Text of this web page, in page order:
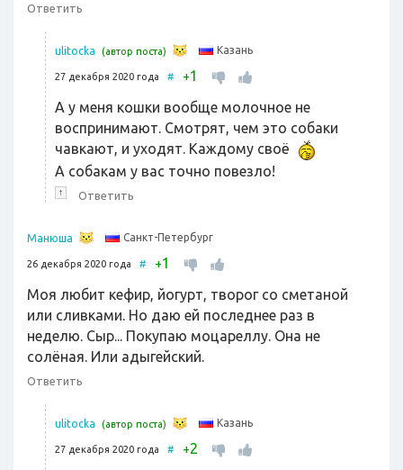
Ответить
ulitocka (автор поста) Казань
27 декабря 2020 года # +1
А у меня кошки вообще молочное не
воспринимают. Смотрят, чем это собаки
чавкают, и уходят. Каждому своё
А собакам у вас точно повезло!
↑ Ответить
Манюша Санкт-Петербург
26 декабря 2020 года # +1
Моя любит кефир, йогурт, творог со сметаной
или сливками. Но даю ей последнее раз в
неделю. Сыр... Покупаю моцареллу. Она не
солёная. Или адыгейский.
Ответить
ulitocka (автор поста) Казань
27 декабря 2020 года # +2